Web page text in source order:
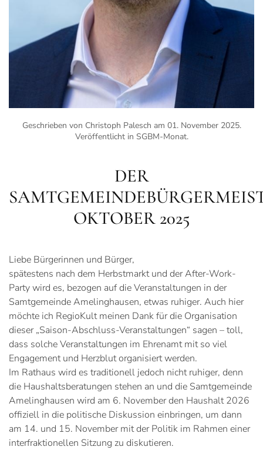
Geschrieben von Christoph Palesch am 01. November 2025.
Veröffentlicht in SGBM-Monat.
DER
OKTOBER 2025
Liebe Bürgerinnen und Bürger,
spätestens nach dem Herbstmarkt und der After-Work-
Party wird es, bezogen auf die Veranstaltungen in der
Samtgemeinde Amelinghausen, etwas ruhiger. Auch hier
möchte ich RegioKult meinen Dank für die Organisation
dieser „Saison-Abschluss-Veranstaltungen“ sagen – toll,
dass solche Veranstaltungen im Ehrenamt mit so viel
Engagement und Herzblut organisiert werden.
Im Rathaus wird es traditionell jedoch nicht ruhiger, denn
die Haushaltsberatungen stehen an und die Samtgemeinde
Amelinghausen wird am 6. November den Haushalt 2026
offiziell in die politische Diskussion einbringen, um dann
am 14. und 15. November mit der Politik im Rahmen einer
interfraktionellen Sitzung zu diskutieren.